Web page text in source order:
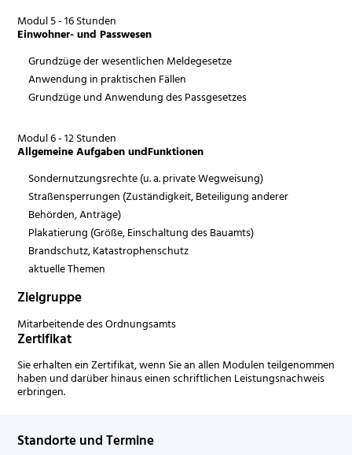
Modul 5 - 16 Stunden
Einwohner- und Passwesen
Grundzüge der wesentlichen Meldegesetze
Anwendung in praktischen Fällen
Grundzüge und Anwendung des Passgesetzes
Modul 6 - 12 Stunden
Allgemeine Aufgaben undFunktionen
Sondernutzungsrechte (u. a. private Wegweisung)
Straßensperrungen (Zuständigkeit, Beteiligung anderer
Behörden, Anträge)
Plakatierung (Größe, Einschaltung des Bauamts)
Brandschutz, Katastrophenschutz
aktuelle Themen
Zielgruppe
Mitarbeitende des Ordnungsamts
Zertifikat
Sie erhalten ein Zertifikat, wenn Sie an allen Modulen teilgenommen
haben und darüber hinaus einen schriftlichen Leistungsnachweis
erbringen.
Standorte und Termine